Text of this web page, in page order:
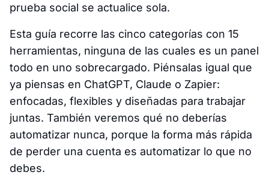
prueba social se actualice sola.
Esta guía recorre las cinco categorías con 15
herramientas, ninguna de las cuales es un panel
todo en uno sobrecargado. Piénsalas igual que
ya piensas en ChatGPT, Claude o Zapier:
enfocadas, flexibles y diseñadas para trabajar
juntas. También veremos qué no deberías
automatizar nunca, porque la forma más rápida
de perder una cuenta es automatizar lo que no
debes.